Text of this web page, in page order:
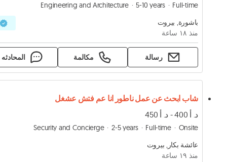
Engineering and Architecture 5-10 years
Full-time
باشورة, بيروت
منذ ١٨ ساعة
رسالة مكالمة المحادثه
شاب ابحث عن عمل ناطور انا عم فتش عشغل
د. أ 400 - د. أ 450
Security and Concierge 2-5 years Full-time
Onsite
عائشة بكار, بيروت
منذ ١٩ ساعة